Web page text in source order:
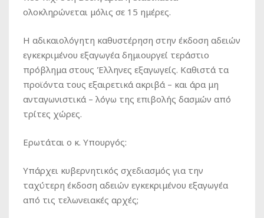
ολοκληρώνεται μόλις σε 15 ημέρες.
Η αδικαιολόγητη καθυστέρηση στην έκδοση αδειών
εγκεκριμένου εξαγωγέα δημιουργεί τεράστιο
πρόβλημα στους Έλληνες εξαγωγείς. Καθιστά τα
προϊόντα τους εξαιρετικά ακριβά – και άρα μη
ανταγωνιστικά – λόγω της επιβολής δασμών από
τρίτες χώρες.
Ερωτάται ο κ. Υπουργός:
Υπάρχει κυβερνητικός σχεδιασμός για την
ταχύτερη έκδοση αδειών εγκεκριμένου εξαγωγέα
από τις τελωνειακές αρχές;